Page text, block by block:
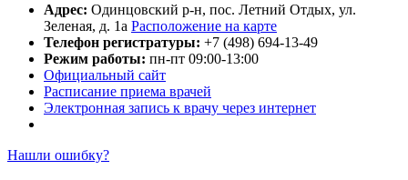
Адрес: Одинцовский р-н, пос. Летний Отдых, ул.
Зеленая, д. 1а Расположение на карте
Телефон регистратуры: +7 (498) 694-13-49
Режим работы: пн-пт 09:00-13:00
Официальный сайт
Расписание приема врачей
Электронная запись к врачу через интернет
Нашли ошибку?